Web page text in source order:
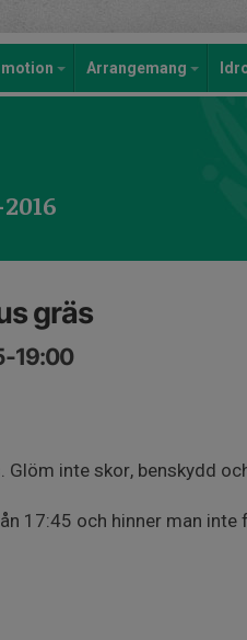
Arrangemang
gräs
19:00
Glöm inte skor, benskydd
17:45 och hinner man